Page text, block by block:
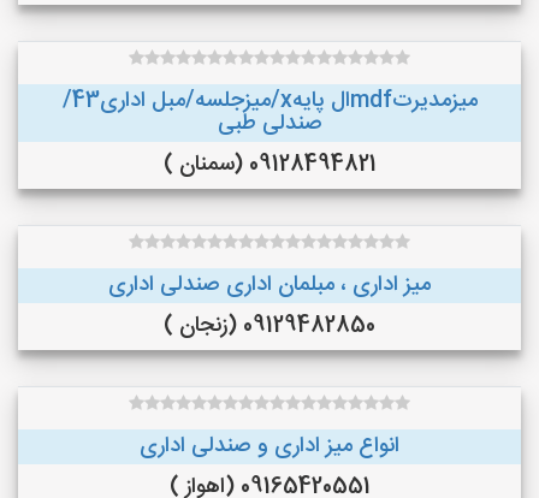
میزمدیرتmdfال پایهx/میزجلسه/مبل اداری43/
صندلی طبی
09128494821 (سمنان )
میز اداری ، مبلمان اداری صندلی اداری
09129482850 (زنجان )
انواع میز اداری و صندلی اداری
09165420551 (اهواز )